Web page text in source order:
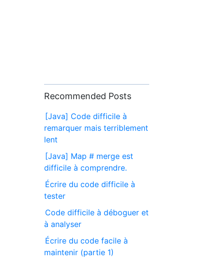
Recommended Posts
[Java] Code difficile à
remarquer mais terriblement
lent
[Java] Map # merge est
difficile à comprendre.
Écrire du code difficile à
tester
Code difficile à déboguer et
à analyser
Écrire du code facile à
maintenir (partie 1)